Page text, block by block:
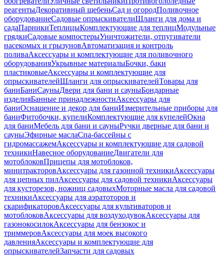
реагентыДекоративный щебеньСад и огородПоливочное
оборудованиеСадовые опрыскивателиШланги для дома и
садаПарникиТеплицыКомплектующие для теплицМодульные
грядкиСадовые компостерыУничтожители, отпугиватели
насекомых и грызуновАвтоматизация и контроль
поливаАксессуары и комплектующие для поливочного
оборудованияУкрывные материалыБочки, баки
пластиковыеАксессуары и комплектующие для
опрыскивателейШланги для опрыскивателейТовары для
баниБаниСауныДвери для бани и сауныБондарные
изделияБанные принадлежностиАксессуары для
баниОснащение и декор для баниИзмерительные приборы для
баниФитобочки, купелиКомплектующие для купелейОкна
для баниМебель для бани и сауныРучки дверные для бани и
сауныЭфирные маслаСпа-бассейны с
гидромассажемАксессуары и комплектующие для садовой
техникиНавесное оборудованиеДвигатели для
мотоблоковПрицепы для мотоблоков,
минитракторовАксессуары для газонной техникиАксессуары
для цепных пилАксессуары для садовой техникиАксессуары
для кусторезов, ножниц садовыхМоторные масла для садовой
техникиАксессуары для аэратоторов и
скарификаторовАксессуары для культиваторов и
мотоблоковАксессуары для воздуходувокАксессуары для
газонокосилокАксессуары для бензокос и
триммеровАксессуары для моек высокого
давленияАксессуары и комплектующие для
опрыскивателейЗапчасти для садовых